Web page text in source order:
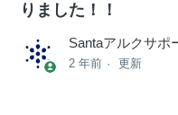
りました！！
Santaアルクサポ
2 年前 更新